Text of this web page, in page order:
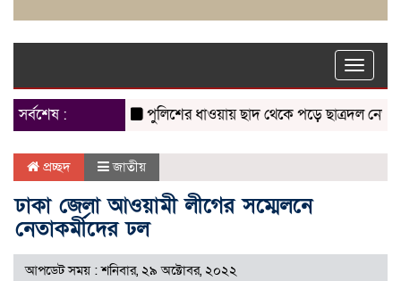
Toggle
সর্বশেষ :
পুলিশের ধাওয়ায় ছাদ থেকে পড়ে ছাত্রদল নেতা
প্রচ্ছদ জাতীয়
ঢাকা জেলা আওয়ামী লীগের সম্মেলনে
নেতাকর্মীদের ঢল
আপডেট সময় : শনিবার, ২৯ অক্টোবর, ২০২২